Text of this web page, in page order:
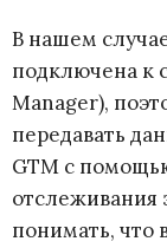
В нашем
подключена к
Manager),
передавать
GTM с
понимать, что